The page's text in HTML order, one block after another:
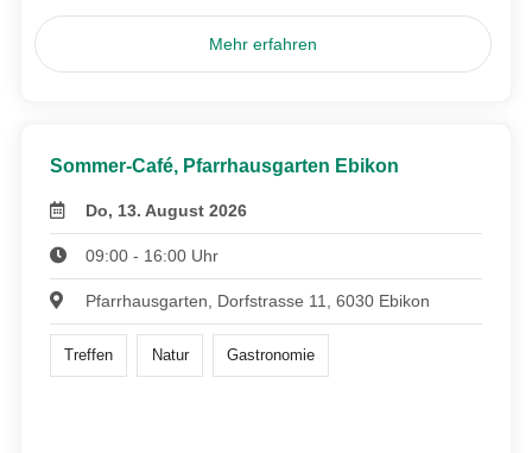
Mehr erfahren
Sommer-Café, Pfarrhausgarten Ebikon
Do, 13. August 2026
09:00 - 16:00 Uhr
Pfarrhausgarten, Dorfstrasse 11, 6030 Ebikon
Treffen Natur Gastronomie